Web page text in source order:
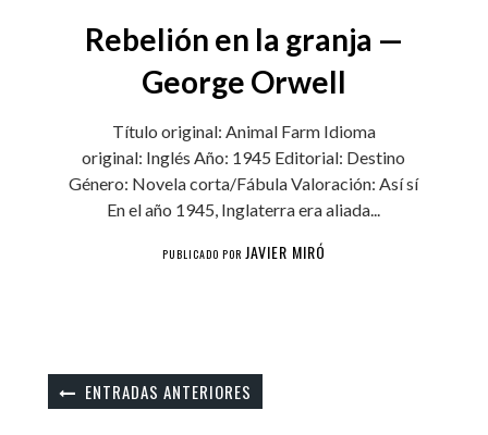
Rebelión en la granja —
George Orwell
Título original: Animal Farm Idioma
original: Inglés Año: 1945 Editorial: Destino
Género: Novela corta/Fábula Valoración: Así sí
En el año 1945, Inglaterra era aliada...
PUBLICADO POR JAVIER MIRÓ
ENTRADAS ANTERIORES